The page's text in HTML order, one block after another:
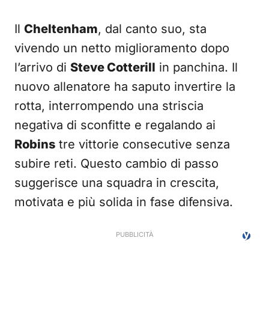
Il Cheltenham, dal canto suo, sta
vivendo un netto miglioramento dopo
l’arrivo di Steve Cotterill in panchina. Il
nuovo allenatore ha saputo invertire la
rotta, interrompendo una striscia
negativa di sconfitte e regalando ai
Robins tre vittorie consecutive senza
subire reti. Questo cambio di passo
suggerisce una squadra in crescita,
motivata e più solida in fase difensiva.